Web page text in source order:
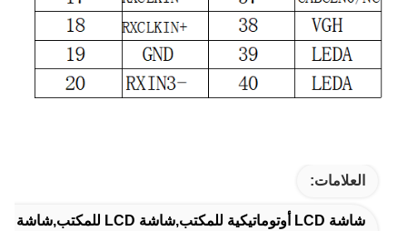
العلامات:
شاشة LCD أوتوماتيكية للمكتب,شاشة LCD للمكتب,شاشة LCD لجهاز المكتب